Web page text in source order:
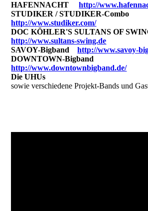
HAFENNACHThttp://
STUDIKER / STUDIKER-Combo
http://www.studiker.com/
DOC KÖHLER'S SULTANS OF
http://www.sultans-swing.de
SAVOY-Bigbandhttp://www.savoy-
DOWNTOWN-Bigband
http://www.downtownbigband.de/
Die UHUs
sowie verschiedene Projekt-Bands und